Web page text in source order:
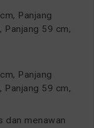
Panjang
Panjang 59 cm,
Panjang
Panjang 59 cm,
dan menawan